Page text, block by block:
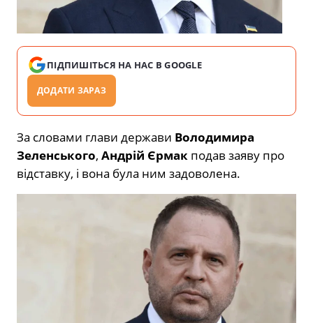
ПІДПИШІТЬСЯ НА НАС В GOOGLE
ДОДАТИ ЗАРАЗ
За словами глави держави Володимира
Зеленського, Андрій Єрмак подав заяву про
відставку, і вона була ним задоволена.